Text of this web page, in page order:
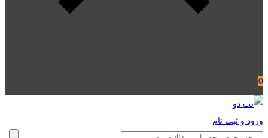
0
ورود و ثبت نام